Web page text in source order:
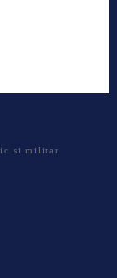
si militar